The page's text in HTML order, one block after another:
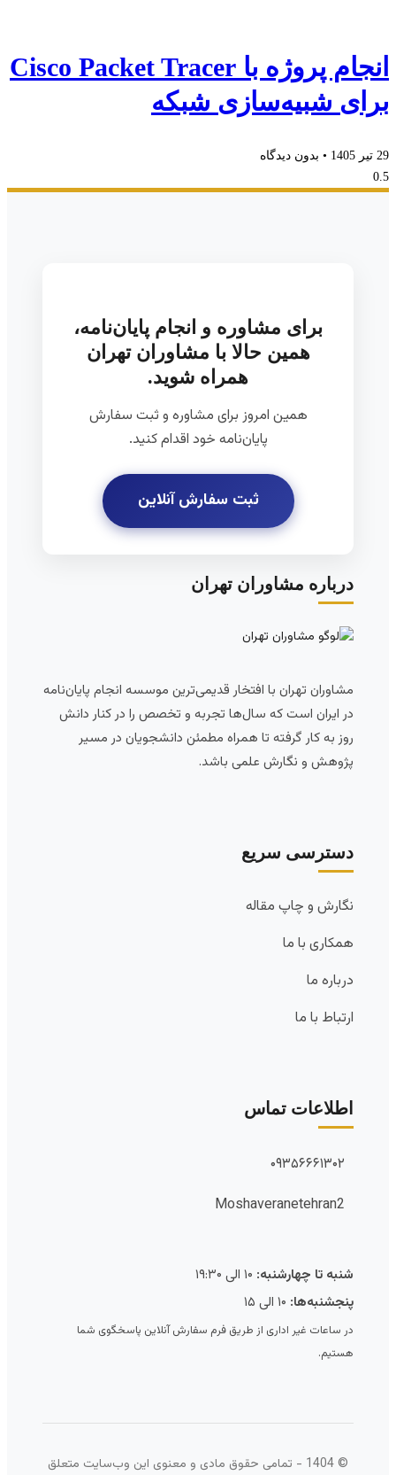
انجام پروژه با Cisco Packet Tracer
برای شبیه‌سازی شبکه
29 تیر 1405 بدون دیدگاه
برای مشاوره و انجام پایان‌نامه،
همین حالا با مشاوران تهران
همراه شوید.
همین امروز برای مشاوره و ثبت سفارش
پایان‌نامه خود اقدام کنید.
ثبت سفارش آنلاین
درباره مشاوران تهران
مشاوران تهران با افتخار قدیمی‌ترین موسسه انجام پایان‌نامه
در ایران است که سال‌ها تجربه و تخصص را در کنار دانش
روز به کار گرفته تا همراه مطمئن دانشجویان در مسیر
پژوهش و نگارش علمی باشد.
دسترسی سریع
نگارش و چاپ مقاله
همکاری با ما
درباره ما
ارتباط با ما
اطلاعات تماس
۰۹۳۵۶۶۶۱۳۰۲
Moshaveranetehran2
شنبه تا چهارشنبه:
پنجشنبه‌ها:
در ساعات غیر اداری از طریق فرم سفارش آنلاین پاسخگوی شما
هستیم.
© 1404 - تمامی حقوق مادی و معنوی این وب‌سایت متعلق